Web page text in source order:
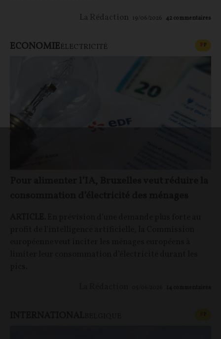
La Rédaction 19/06/2026 42commentaires
ECONOMIEÉLECTRICITÉ FP